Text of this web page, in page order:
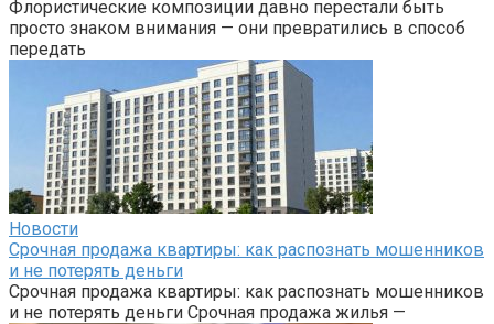
Флористические композиции давно перестали быть
просто знаком внимания — они превратились в способ
передать
Новости
Срочная продажа квартиры: как распознать мошенников
и не потерять деньги
Срочная продажа квартиры: как распознать мошенников
и не потерять деньги Срочная продажа жилья —